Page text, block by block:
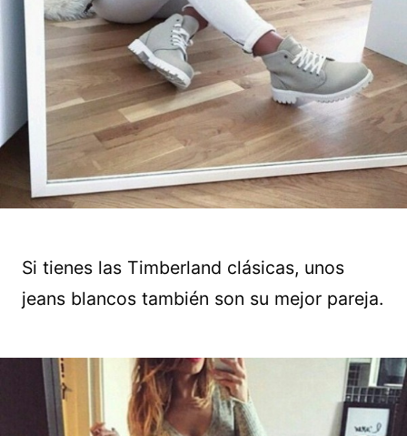
Si tienes las Timberland clásicas, unos
jeans blancos también son su mejor pareja.